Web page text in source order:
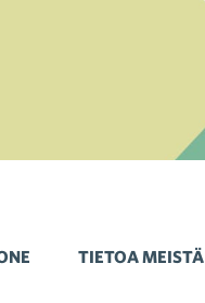
TIETOA MEISTÄ